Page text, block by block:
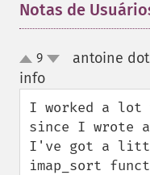
Notas de
up9
antoine
info
I worked a lot
since I wrote a
I've got a
imap_sort